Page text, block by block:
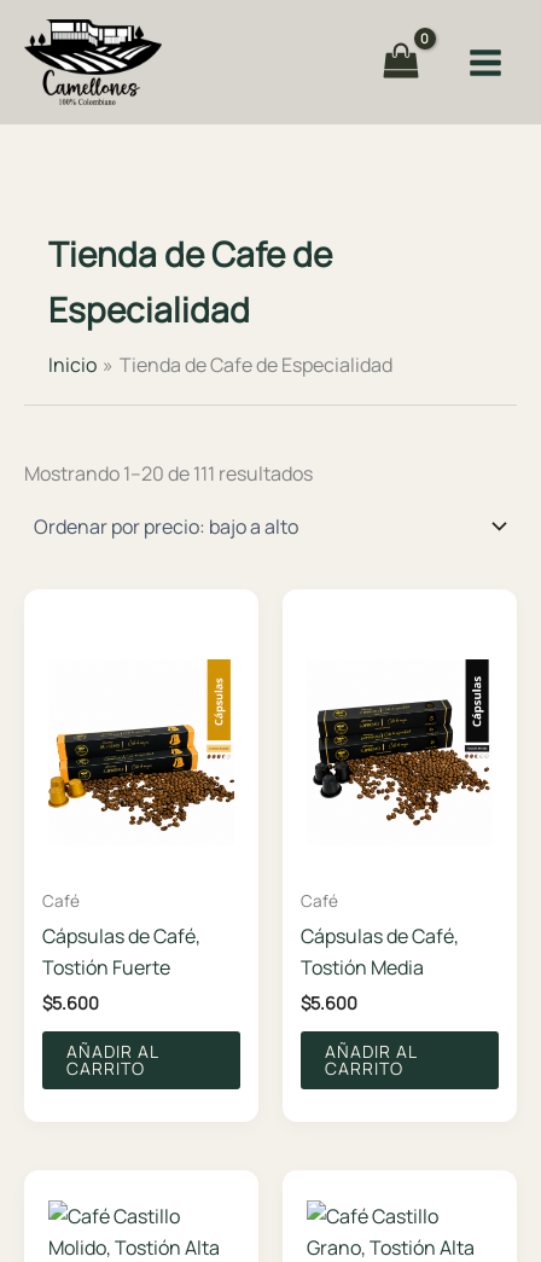
contenido
Tienda de Cafe de
Especialidad
Inicio Tienda de Cafe de Especialidad
Mostrando 1–20 de 111 resultadosOrdenado
Café
Cápsulas de Café,
Tostión Fuerte
$5.600
AÑADIR AL
CARRITO
Café
Cápsulas de Café,
Tostión Media
$5.600
AÑADIR AL
CARRITO